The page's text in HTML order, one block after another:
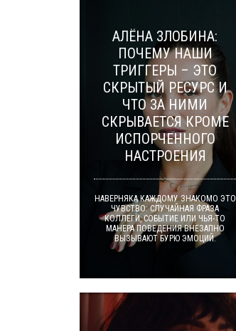
АЛЁНА ЗЛОБИНА:
ПОЧЕМУ НАШИ
ТРИГГЕРЫ – ЭТО
СКРЫТЫЙ РЕСУРС И
ЧТО ЗА НИМИ
СКРЫВАЕТСЯ КРОМЕ
ИСПОРЧЕННОГО
НАСТРОЕНИЯ
НАВЕРНЯКА КАЖДОМУ ЗНАКОМО ЭТО
ЧУВСТВО: СЛУЧАЙНАЯ ФРАЗА
КОЛЛЕГИ, СОБЫТИЕ ИЛИ ЧЬЯ-ТО
МАНЕРА ПОВЕДЕНИЯ ВНЕЗАПНО
ВЫЗЫВАЮТ БУРЮ ЭМОЦИЙ.